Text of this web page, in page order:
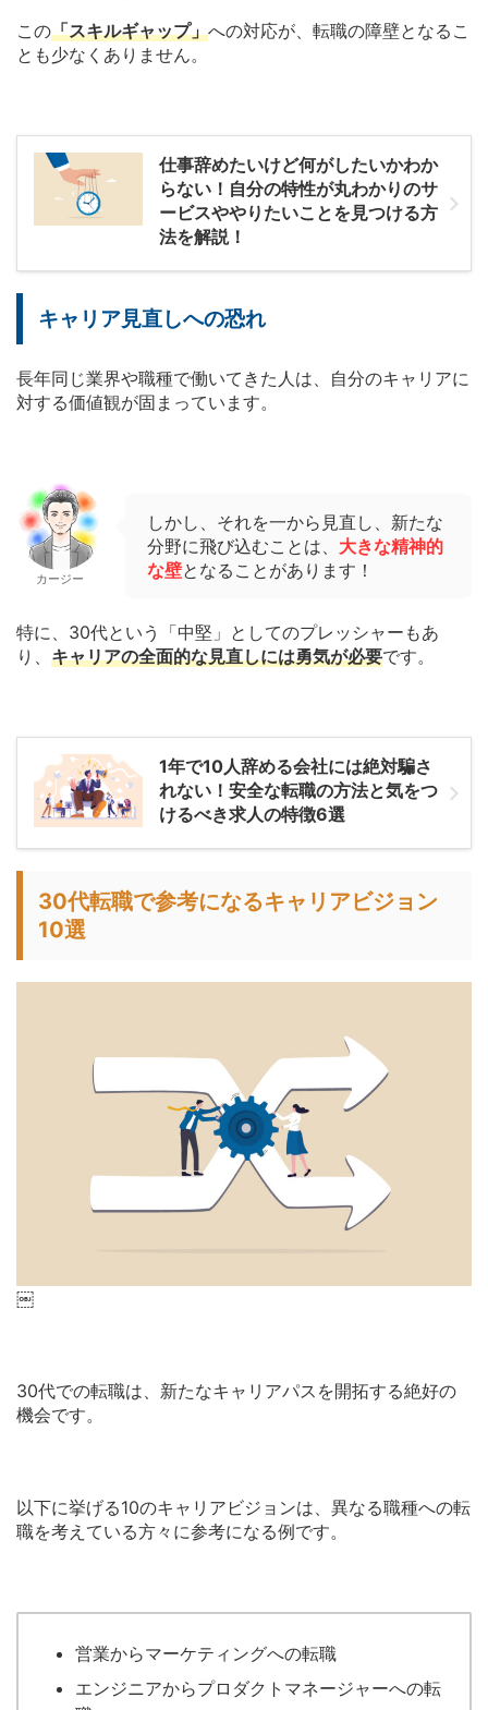
この「スキルギャップ」への対応が、転職の障壁となるこ
とも少なくありません。
仕事辞めたいけど何がしたいかわか
らない！自分の特性が丸わかりのサ
ービスややりたいことを見つける方
法を解説！
キャリア見直しへの恐れ
長年同じ業界や職種で働いてきた人は、自分のキャリアに
対する価値観が固まっています。
カージー
しかし、それを一から見直し、新たな
分野に飛び込むことは、 大きな精神的
な壁となることがあります！
特に、30代という「中堅」としてのプレッシャーもあ
り、 キャリアの全面的な見直しには勇気が必要です。
1年で10人辞める会社には絶対騙さ
れない！安全な転職の方法と気をつ
けるべき求人の特徴6選
30代転職で参考になるキャリアビジョン
10選
￼
30代での転職は、新たなキャリアパスを開拓する絶好の
機会です。
以下に挙げる10のキャリアビジョンは、異なる職種への転
職を考えている方々に参考になる例です。
営業からマーケティングへの転職
エンジニアからプロダクトマネージャーへの転